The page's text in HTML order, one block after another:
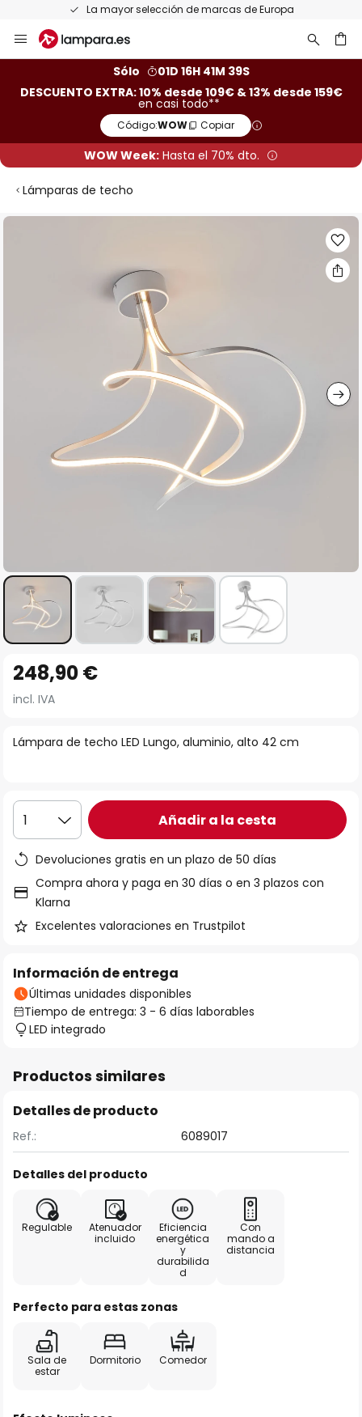
La mayor selección de marcas de Europa
al
Sólo
01D 16H 41M 38S
DESCUENTO EXTRA: 10% desde 109€ & 13% desde 159€
en casi todo**
Código:WOW Copiar
WOW Week: Hasta el 70% dto.
Lámparas de techo
Saltar
comienzo
la
imágenes
Lámpara de techo LED Lungo, aluminio, alto 42 cm
248,90 €
incl. IVA
1 Añadir a la cesta
Devoluciones gratis en un plazo de 50 días
Compra ahora y paga en 30 días o en 3 plazos con
Klarna
Excelentes valoraciones en Trustpilot
Información de entrega
Últimas unidades disponibles
Tiempo de entrega: 3 - 6 días laborables
LED integrado
Productos similares
Detalles de producto
Ref.: 6089017
Detalles del producto
Regulable
Atenuador
incluido
Eficiencia
energética
y
durabilida
d
Con
mando a
distancia
Perfecto para estas zonas
Sala de
estar
Dormitorio Comedor